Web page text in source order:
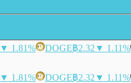
▼ 1.81% DOGE฿2.32 ▼ 1.11%
▼ 1.81% DOGE฿2.32 ▼ 1.11%